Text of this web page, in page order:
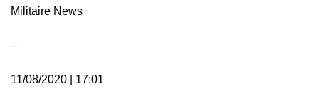
Militaire News
–
11/08/2020 | 17:01